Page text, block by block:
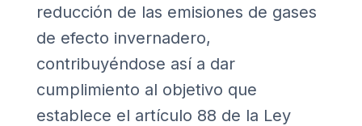
reducción de las emisiones de gases
de efecto invernadero,
contribuyéndose así a dar
cumplimiento al objetivo que
establece el artículo 88 de la Ley